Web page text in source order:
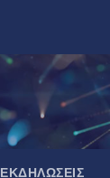
ΕΚΔΗΛΩΣΕΙΣ